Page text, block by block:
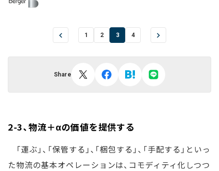
1 2 3 4
Share
2-3、物流＋αの価値を提供する
「運ぶ」、「保管する」、「梱包する」、「手配する」といっ
た物流の基本オペレーションは、コモディティ化しつつ